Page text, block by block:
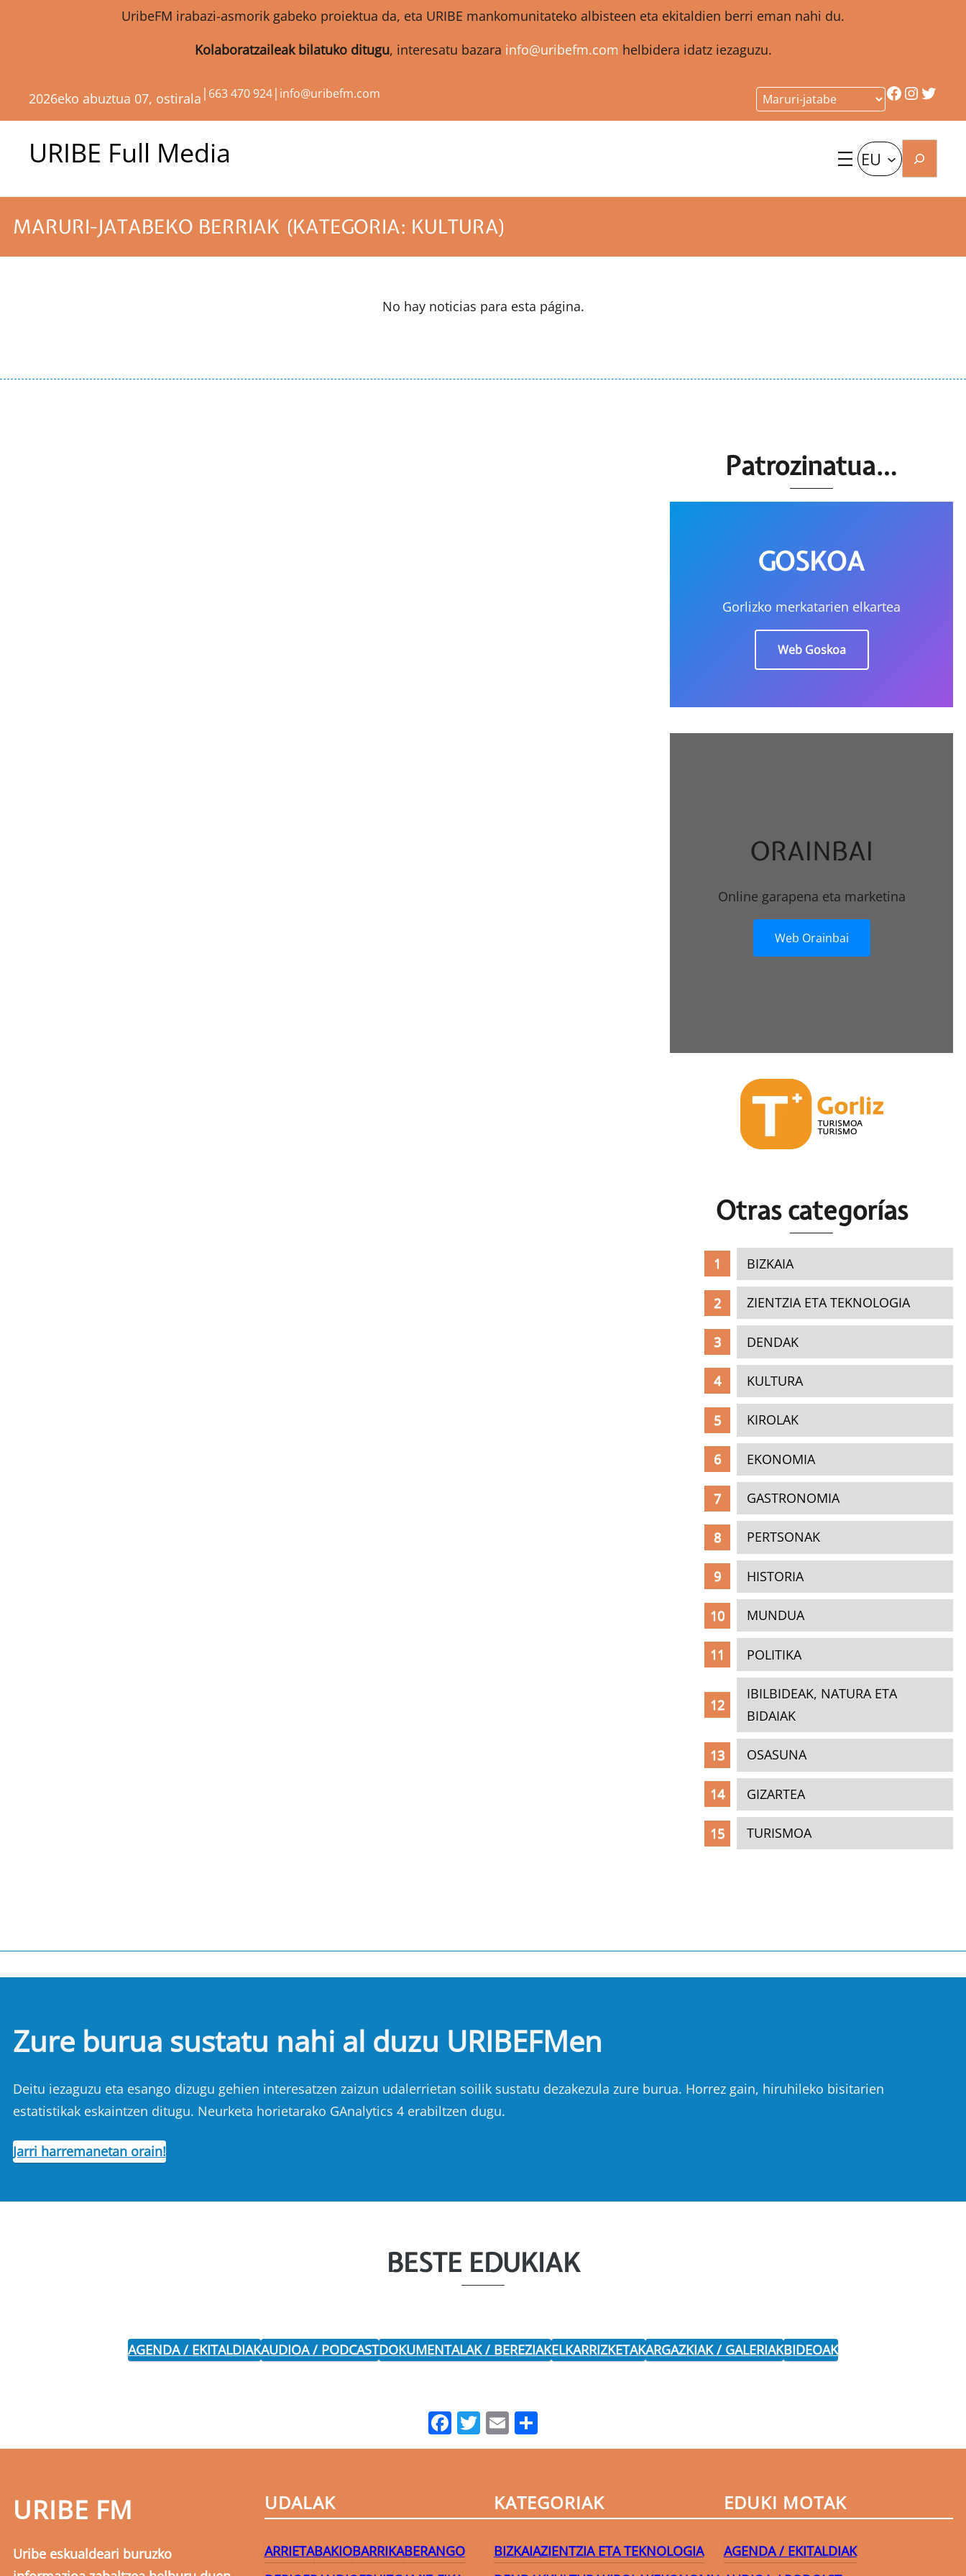
UribeFM irabazi-asmorik gabeko proiektua da, eta URIBE mankomunitateko albisteen eta ekitaldien berri eman nahi du.
Kolaboratzaileak bilatuko ditugu, interesatu bazara info@uribefm.com helbidera idatz iezaguzu.
2026eko abuztua 07, ostirala | 663 470 924| info@uribefm.com Facebook
URIBE Full Media EU Bilatu
MARURI-JATABEKO BERRIAK (KATEGORIA: KULTURA)
No hay noticias para esta página.
Patrozinatua…
GOSKOA
Gorlizko merkatarien elkartea
Web Goskoa
ORAINBAI
Online garapena eta marketina
Web Orainbai
Otras categorías
BIZKAIA
ZIENTZIA ETA TEKNOLOGIA
DENDAK
KULTURA
KIROLAK
EKONOMIA
GASTRONOMIA
PERTSONAK
HISTORIA
MUNDUA
POLITIKA
IBILBIDEAK, NATURA ETA
BIDAIAK
OSASUNA
GIZARTEA
TURISMOA
Zure burua sustatu nahi al duzu URIBEFMen
Deitu iezaguzu eta esango dizugu gehien interesatzen zaizun udalerrietan soilik sustatu dezakezula zure burua. Horrez gain, hiruhileko bisitarien
estatistikak eskaintzen ditugu. Neurketa horietarako GAnalytics 4 erabiltzen dugu.
Jarri harremanetan orain!
BESTE EDUKIAK
AGENDA / EKITALDIAKAUDIOA / PODCASTDOKUMENTALAK / BEREZIAKELKARRIZKETAKARGAZKIAK / GALERIAKBIDEOAK
Facebook
Twitter
Email
URIBE FM
Uribe eskualdeari buruzko
UDALAK
ARRIETABAKIOBARRIKABERANGO
KATEGORIAK
BIZKAIAZIENTZIA ETA TEKNOLOGIA
EDUKI MOTAK
AGENDA / EKITALDIAK